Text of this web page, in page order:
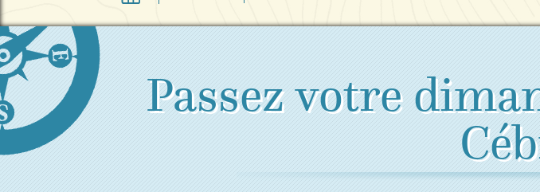
Passez votre